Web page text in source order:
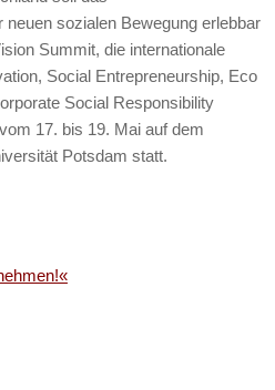
sozialen Bewegung erlebbar
Summit, die internationale
Social Entrepreneurship, Eco
Social Responsibility
17. bis 19. Mai auf dem
Potsdam statt.